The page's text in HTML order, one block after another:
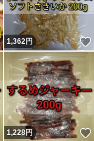
いいね！
1,362円
いいね！
1,228円